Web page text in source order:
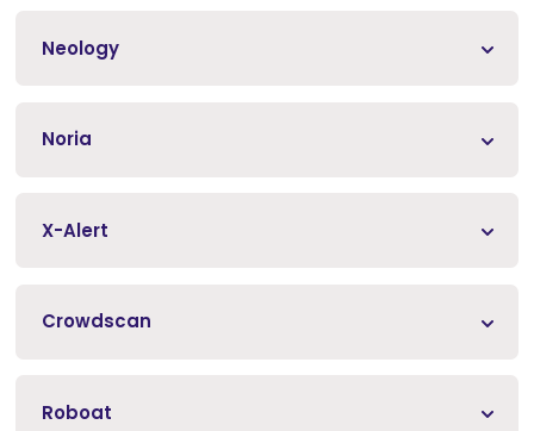
Neology
Noria
X-Alert
Crowdscan
Roboat